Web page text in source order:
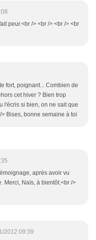
peur.<br /> <br /> <br /> <br
fort, poignant... Combien de
cet hiver ? Bien trop
l'écris si bien, on ne sait que
Bises, bonne semaine à toi
après avoir vu
Merci, Naïs, à bientôt.<br />
2012 09:39